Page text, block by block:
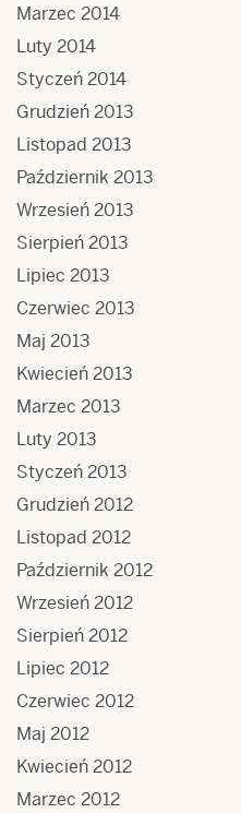
Marzec 2014
Luty 2014
Styczeń 2014
Grudzień 2013
Listopad 2013
Październik 2013
Wrzesień 2013
Sierpień 2013
Lipiec 2013
Czerwiec 2013
Maj 2013
Kwiecień 2013
Marzec 2013
Luty 2013
Styczeń 2013
Grudzień 2012
Listopad 2012
Październik 2012
Wrzesień 2012
Sierpień 2012
Lipiec 2012
Czerwiec 2012
Maj 2012
Kwiecień 2012
Marzec 2012